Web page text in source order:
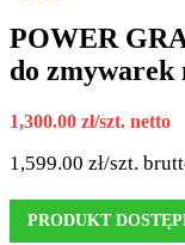
POWER
do zmywarek
1,300.00 zł/szt. netto
1,599.00 zł/szt.
PRODUKT